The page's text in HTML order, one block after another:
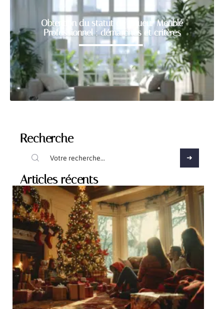
Obtention du statut de Loueur Meublé
Professionnel : démarches et critères
Recherche
Articles récents